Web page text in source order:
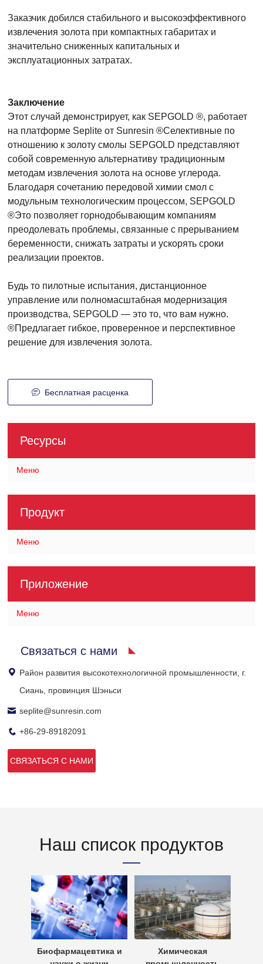
Заказчик добился стабильного и высокоэффективного
извлечения золота при компактных габаритах и ​​
значительно сниженных капитальных и
эксплуатационных затратах.
Заключение
Этот случай демонстрирует, как SEPGOLD ®, работает
на платформе Seplite от Sunresin ®Селективные по
отношению к золоту смолы SEPGOLD представляют
собой современную альтернативу традиционным
методам извлечения золота на основе углерода.
Благодаря сочетанию передовой химии смол с
модульным технологическим процессом, SEPGOLD
®Это позволяет горнодобывающим компаниям
преодолевать проблемы, связанные с прерыванием
беременности, снижать затраты и ускорять сроки
реализации проектов.
Будь то пилотные испытания, дистанционное
управление или полномасштабная модернизация
производства, SEPGOLD — это то, что вам нужно.
®Предлагает гибкое, проверенное и перспективное
решение для извлечения золота.
Бесплатная расценка
Ресурсы
Меню
Продукт
Меню
Приложение
Меню
Связаться с нами
Район развития высокотехнологичной промышленности, г.
Сиань, провинция Шэньси
seplite@sunresin.com
+86-29-89182091
СВЯЗАТЬСЯ С НАМИ
Наш список продуктов
Биофармацевтика и
Химическая